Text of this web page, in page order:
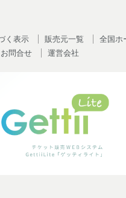
く表示 販売元一覧
全国ホ
お問合せ 運営会社